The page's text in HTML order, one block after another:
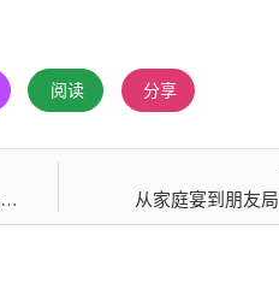
阅读 分享
从家庭宴到朋友